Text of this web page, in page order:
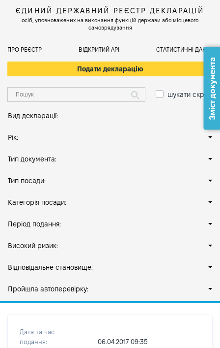
ЄДИНИЙ ДЕРЖАВНИЙ РЕЄСТР ДЕКЛАРАЦІЙ
осіб, уповноважених на виконання функцій держави або місцевого
самоврядування
ПРО РЕЄСТР ВІДКРИТИЙ АРІ СТАТИСТИЧНІ ДАНІ
Подати декларацію
шукати скрізь
Вид декларації:
Рік:
Тип документа:
Тип посади:
Категорія посади:
Період подання:
Високий ризик:
Відповідальне становище:
Пройшла автоперевірку:
Дата та час
подання:
06.04.2017 09:35
Зміст документа